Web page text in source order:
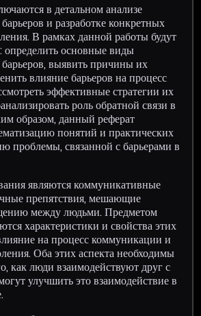
в детальном анализе
и разработке конкретных
В рамках данной работы будут
определить основные виды
выявить причины их
влияние барьеров на процесс
эффективные стратегии их
роль обратной связи в
образом, данный реферат
понятий и практических
проблемы, связанной с барьерами в
являются коммуникативные
препятствия, мешающие
между людьми. Предметом
характеристики и свойства этих
на процесс коммуникации и
Оба этих аспекта необходимы
как люди взаимодействуют друг с
улучшить это взаимодействие в